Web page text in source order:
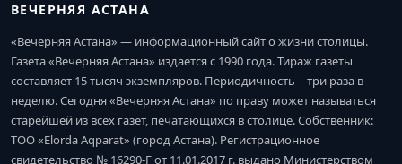
ВЕЧЕРНЯЯ АСТАНА
«Вечерняя Астана» — информационный сайт о жизни столицы.
Газета «Вечерняя Астана» издается с 1990 года. Тираж газеты
составляет 15 тысяч экземпляров. Периодичность – три раза в
неделю. Сегодня «Вечерняя Астана» по праву может называться
старейшей из всех газет, печатающихся в столице. Собственник:
ТОО «Elorda Aqparat» (город Астана). Регистрационное
свидетельство № 16290-Г от 11.01.2017 г. выдано Министерством